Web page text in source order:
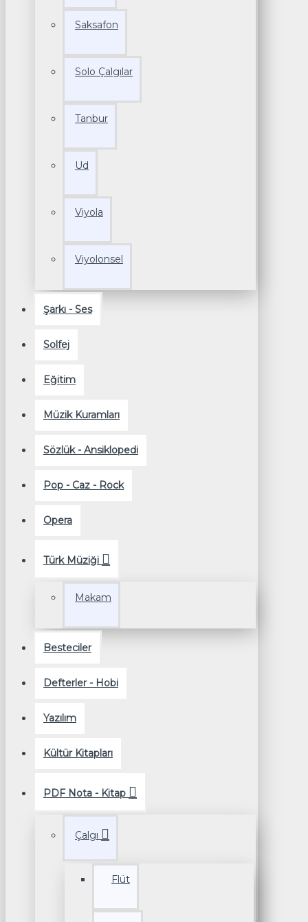
Saksafon
Solo Çalgılar
Tanbur
Ud
Viyola
Viyolonsel
Şarkı - Ses
Solfej
Eğitim
Müzik Kuramları
Sözlük - Ansiklopedi
Pop - Caz - Rock
Opera
Türk Müziği
Makam
Besteciler
Defterler - Hobi
Yazılım
Kültür Kitapları
PDF Nota - Kitap
Çalgı
Flüt